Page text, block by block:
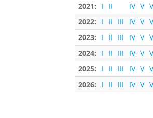
2021:
I II IV V
2022:
I II III IV V
2023:
I II III IV V
2024:
I II III IV V
2025:
I II III IV V
2026:
I II III IV V